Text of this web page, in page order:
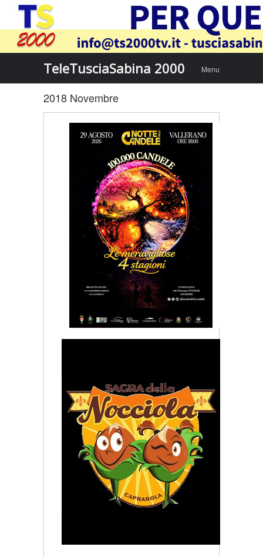
TeleTusciaSabina 2000
content
Menu
2018 Novembre